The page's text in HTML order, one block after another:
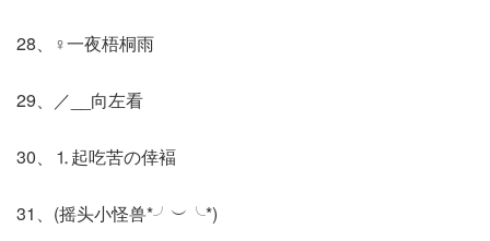
28、♀一夜梧桐雨
29、／__向左看
30、⒈起吃苦の倖褔
31、(摇头小怪兽*╯︶╰*)